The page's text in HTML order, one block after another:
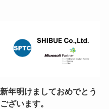
新年明けましておめでとう
ございます。